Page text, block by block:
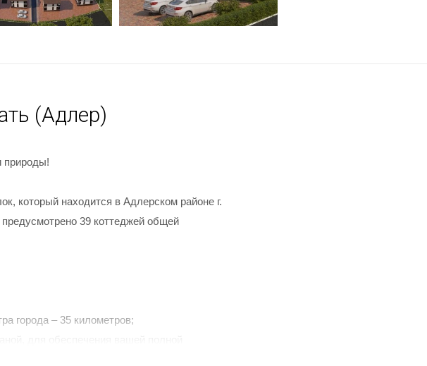
(Адлер)
природы!
который находится в Адлерском районе г.
39 коттеджей общей
города – 35 километров;